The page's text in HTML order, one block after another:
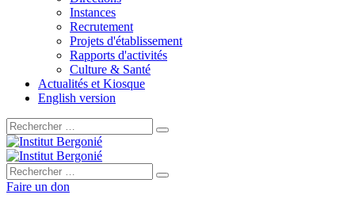
Instances
Recrutement
Projets d'établissement
Rapports d'activités
Culture & Santé
Actualités et Kiosque
English version
Rechercher :
Rechercher :
Faire un don